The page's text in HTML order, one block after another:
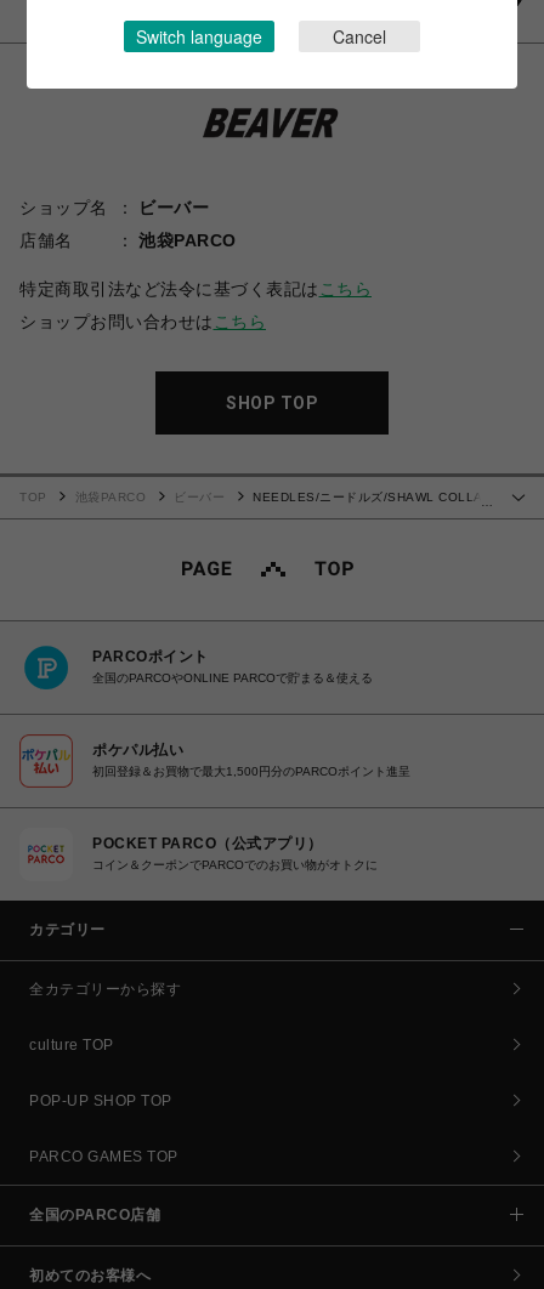
ショップ名
ビーバー
店舗名
池袋PARCO
特定商取引法など法令に基づく表記は こちら
ショップお問い合わせは こちら
SHOP TOP
TOP 池袋PARCO ビーバー
NEEDLES/ニードルズ/SHAWL COLLAR
PARCOポイント
全国のPARCOやONLINE PARCOで貯まる＆使える
ポケパル払い
初回登録＆お買物で最大1,500円分のPARCOポイント進呈
POCKET PARCO（公式アプリ）
コイン＆クーポンでPARCOでのお買い物がオトクに
カテゴリー
全カテゴリーから探す
culture TOP
POP-UP SHOP TOP
PARCO GAMES TOP
全国のPARCO店舗
初めてのお客様へ
Switch language Cancel